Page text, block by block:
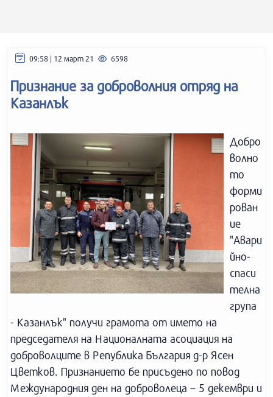
09:58 | 12 март 21 6598
Признание за доброволния отряд на
Казанлък
Добро
волно
то
форми
рован
ие
"Авари
йно-
спаси
телна
група
- Казанлък" получи грамота от името на
председателя на Националната асоциация на
доброволците в Република България д-р Ясен
Цветков. Признанието бе присъдено по повод
Международния ден на доброволеца – 5 декември и